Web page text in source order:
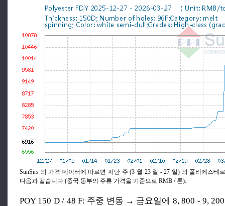
SunSirs 의 가격 데이터에 따르면 지난 주 (3 월 23 일 - 27 일) 의 폴리에스테
다음과 같습니다 (중국 동부의 주류 가격을 기준으로 RMB / 톤):
POY 150 D / 48 F: 주중 변동 → 금요일에 8, 800 - 9,